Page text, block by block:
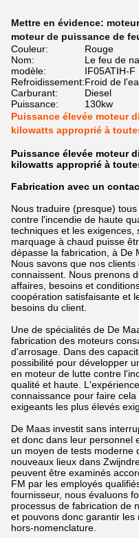
Mettre en évidence:
moteur de puissance de
Couleur:
Rouge
Nom:
Le feu de
modèle:
IF05ATIH-F
Refroidissement:Froid de
Carburant:
Diesel
Puissance:
130kw
Puissance élevée moteur
kilowatts approprié à
Puissance élevée moteur
kilowatts approprié à
Fabrication avec un
Nous traduire (presque)
contre l'incendie de haute
techniques et les
marquage à chaud puisse
dépasse la fabrication, à De
Nous savons que nos
connaissent. Nous prenons
affaires, besoins et
coopération satisfaisante et
besoins du client.
Une de spécialités de De
fabrication des moteurs
d'arrosage. Dans des
possibilité pour développer
en moteur de lutte contre
qualité et haute.
connaissance pour faire
exigeants les plus élevés
De Maas investit sans
et donc dans leur personnel
un moyen de tests moderne
nouveaux lieux dans
peuvent être examinés
FM par les employés
fournisseur, nous évaluons
processus de fabrication de
et pouvons donc garantir
hors-nomenclature.